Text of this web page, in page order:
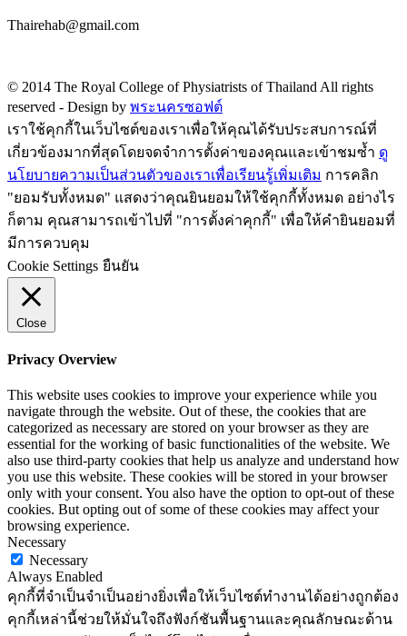
Thairehab@gmail.com
© 2014 The Royal College of Physiatrists of Thailand All rights
reserved - Design by พระนครซอฟต์
เราใช้คุกกี้ในเว็บไซต์ของเราเพื่อให้คุณได้รับประสบการณ์ที่
เกี่ยวข้องมากที่สุดโดยจดจำการตั้งค่าของคุณและเข้าชมซ้ำ ดู
นโยบายความเป็นส่วนตัวของเราเพื่อเรียนรู้เพิ่มเติม การคลิก
"ยอมรับทั้งหมด" แสดงว่าคุณยินยอมให้ใช้คุกกี้ทั้งหมด อย่างไร
ก็ตาม คุณสามารถเข้าไปที่ "การตั้งค่าคุกกี้" เพื่อให้คำยินยอมที่
มีการควบคุม
Cookie Settings ยืนยัน
Close
Privacy Overview
This website uses cookies to improve your experience while you
navigate through the website. Out of these, the cookies that are
categorized as necessary are stored on your browser as they are
essential for the working of basic functionalities of the website. We
also use third-party cookies that help us analyze and understand how
you use this website. These cookies will be stored in your browser
only with your consent. You also have the option to opt-out of these
cookies. But opting out of some of these cookies may affect your
browsing experience.
Necessary
Necessary
Always Enabled
คุกกี้ที่จำเป็นจำเป็นอย่างยิ่งเพื่อให้เว็บไซต์ทำงานได้อย่างถูกต้อง
คุกกี้เหล่านี้ช่วยให้มั่นใจถึงฟังก์ชันพื้นฐานและคุณลักษณะด้าน